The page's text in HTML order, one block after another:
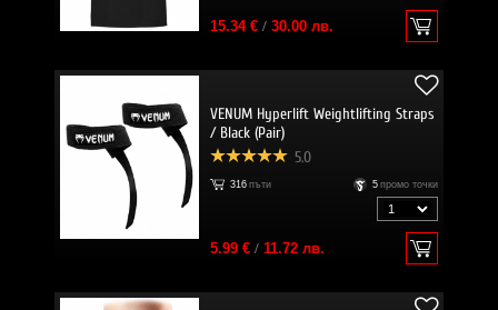
15.34 €/ 30.00 лв.
VENUM Hyperlift Weightlifting Straps
/ Black (Pair)
5.0
316 пъти 5 промо точки
5.99 €/ 11.72 лв.